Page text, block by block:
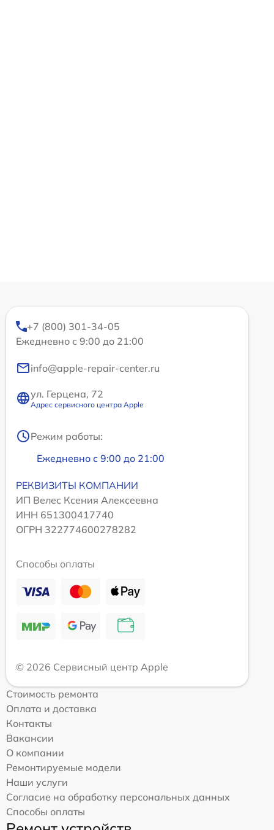
+7 (800) 301-34-05
Ежедневно с 9:00 до 21:00
info@apple-repair-center.ru
ул. Герцена, 72
Адрес сервисного центра Apple
Режим работы:
Ежедневно с 9:00 до 21:00
РЕКВИЗИТЫ КОМПАНИИ
ИП Велес Ксения Алексеевна
ИНН 651300417740
ОГРН 322774600278282
Способы оплаты
© 2026 Сервисный центр Apple
Стоимость ремонта
Оплата и доставка
Контакты
Вакансии
О компании
Ремонтируемые модели
Наши услуги
Согласие на обработку персональных данных
Способы оплаты